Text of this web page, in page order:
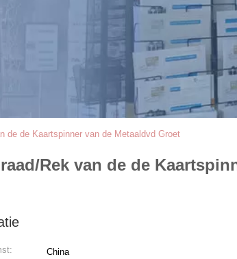
de de Kaartspinner van de Metaaldvd Groet
Rek van de de
China